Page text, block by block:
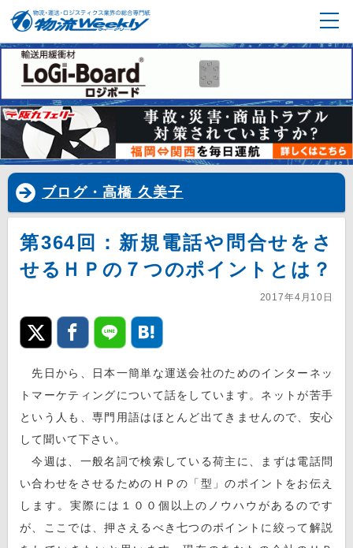
ブログ・高橋 久美子
第364回：新規電話や問合せをさ
せるＨＰの７つのポイントとは？
2017年4月10日
先日から、日本一簡単な運送会社のためのインターネッ
トマーケティングについて話をしています。ネットが苦手
という人も、専門用語はほとんど出てきませんので、安心
して聞いて下さい。
今週は、一般名詞で検索している荷主に、まずは電話問
い合わせをさせるためのＨＰの「型」のポイントをお伝え
します。実際には１００個以上のノウハウがあるのです
が、ここでは、押さえるべき七つのポイントに絞って解説